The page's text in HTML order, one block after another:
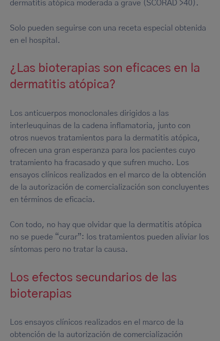
dermatitis atópica moderada a grave (SCORAD >40).
Solo pueden seguirse con una receta especial obtenida
en el hospital.
¿Las bioterapias son eficaces en la
dermatitis atópica?
Los anticuerpos monoclonales dirigidos a las
interleuquinas de la cadena inflamatoria, junto con
otros nuevos tratamientos para la dermatitis atópica,
ofrecen una gran esperanza para los pacientes cuyo
tratamiento ha fracasado y que sufren mucho. Los
ensayos clínicos realizados en el marco de la obtención
de la autorización de comercialización son concluyentes
en términos de eficacia.
Con todo, no hay que olvidar que la dermatitis atópica
no se puede “curar”: los tratamientos pueden aliviar los
síntomas pero no tratar la causa.
Los efectos secundarios de las
bioterapias
Los ensayos clínicos realizados en el marco de la
obtención de la autorización de comercialización